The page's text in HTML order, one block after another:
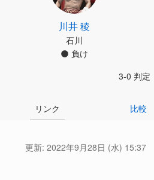
川井 稜
石川
負け
3-0 判定
リンク 比較
更新: 2022年9月28日 (水) 15:37